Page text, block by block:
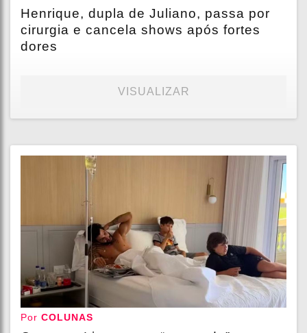
Henrique, dupla de Juliano, passa por
cirurgia e cancela shows após fortes
dores
VISUALIZAR
Por COLUNAS